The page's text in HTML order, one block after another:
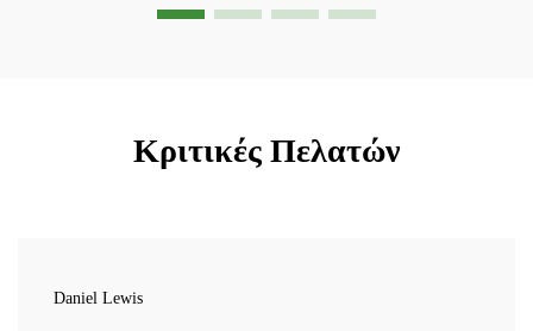
Κριτικές Πελατών
Daniel Lewis